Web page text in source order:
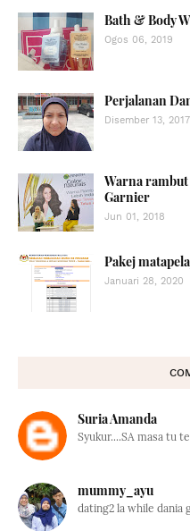
Bath & Body
Ogos 06, 2019
Perjalanan
Disember 13, 2017
Warna
Garnier
Jun 01, 2018
Pakej
Januari 28, 2020
Suria Amanda
Syukur....SA masa tu
mummy_ayu
dating2 la while dania